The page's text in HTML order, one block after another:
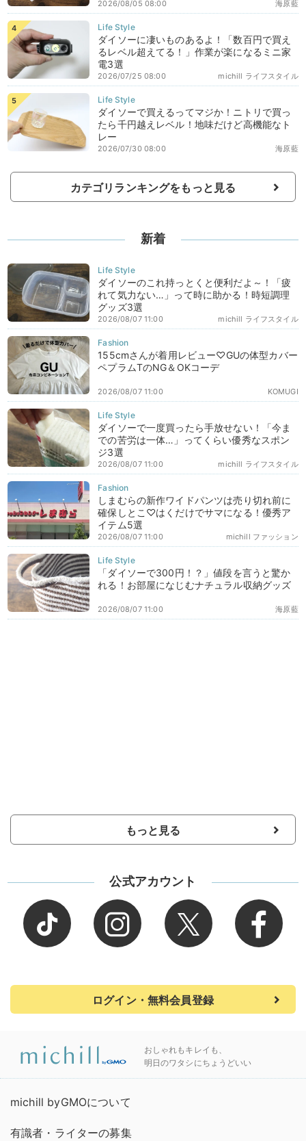
海原藍
2026/08/05 08:00
ダイソーに凄いものあるよ！「数百円で買え
るレベル超えてる！」作業が楽になるミニ家
電3選
michill ライフスタイル
2026/07/25 08:00
ダイソーで買えるってマジか！ニトリで買っ
たら千円越えレベル！地味だけど高機能なト
レー
海原藍
2026/07/30 08:00
カテゴリランキングをもっと見る
新着
ダイソーのこれ持っとくと便利だよ～！「疲
れて気力ない…」って時に助かる！時短調理
グッズ3選
michill ライフスタイル
2026/08/07 11:00
155cmさんが着用レビュー♡GUの体型カバー
ペプラムTのNG＆OKコーデ
KOMUGI
2026/08/07 11:00
ダイソーで一度買ったら手放せない！「今ま
での苦労は一体…」ってくらい優秀なスポン
ジ3選
michill ライフスタイル
2026/08/07 11:00
しまむらの新作ワイドパンツは売り切れ前に
確保しとこ♡はくだけでサマになる！優秀ア
イテム5選
michill ファッション
2026/08/07 11:00
「ダイソーで300円！？」値段を言うと驚か
れる！お部屋になじむナチュラル収納グッズ
海原藍
2026/08/07 11:00
もっと見る
公式アカウント
ログイン・無料会員登録
おしゃれもキレイも、
明日のワタシにちょうどいい
michill byGMOについて
有識者・ライターの募集